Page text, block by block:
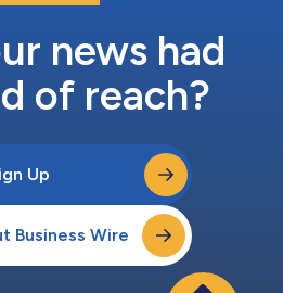
news had
of reach?
Up
Business Wire